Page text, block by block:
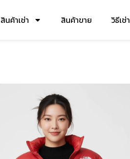
สินค้าเช่า สินค้าขาย วิธีเช่า